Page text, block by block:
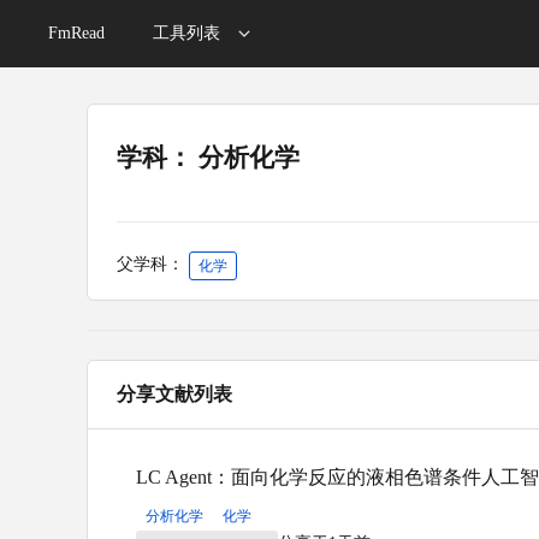
FmRead 工具列表
学科： 分析化学
父学科： 化学
分享文献列表
LC Agent：面向化学反应的液相色谱条件人工
分析化学
化学